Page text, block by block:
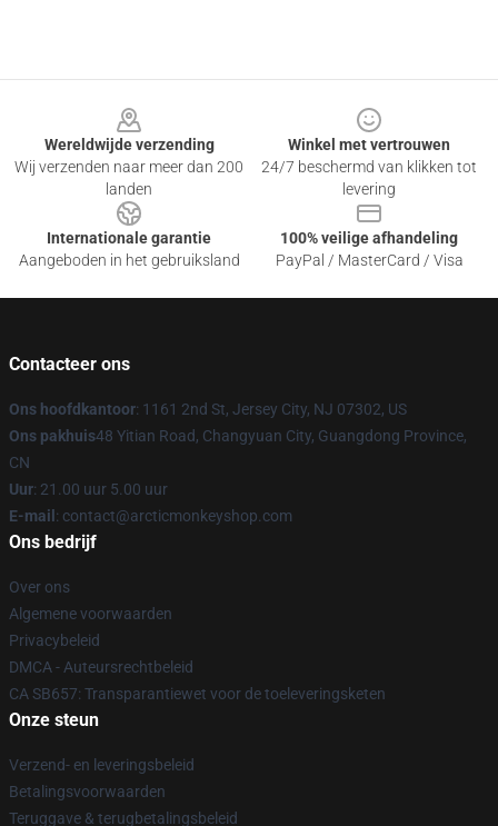
Wereldwijde verzending
Wij verzenden naar meer dan 200
landen
Winkel met vertrouwen
24/7 beschermd van klikken tot
levering
Internationale garantie
Aangeboden in het gebruiksland
100% veilige afhandeling
PayPal / MasterCard / Visa
Contacteer ons
Ons hoofdkantoor: 1161 2nd St, Jersey City, NJ 07302, US
Ons pakhuis48 Yitian Road, Changyuan City, Guangdong Province,
CN
Uur: 21.00 uur 5.00 uur
E-mail : contact@arcticmonkeyshop.com
Ons bedrijf
Over ons
Algemene voorwaarden
Privacybeleid
DMCA - Auteursrechtbeleid
CA SB657: Transparantiewet voor de toeleveringsketen
Onze steun
Verzend- en leveringsbeleid
Betalingsvoorwaarden
Teruggave & terugbetalingsbeleid